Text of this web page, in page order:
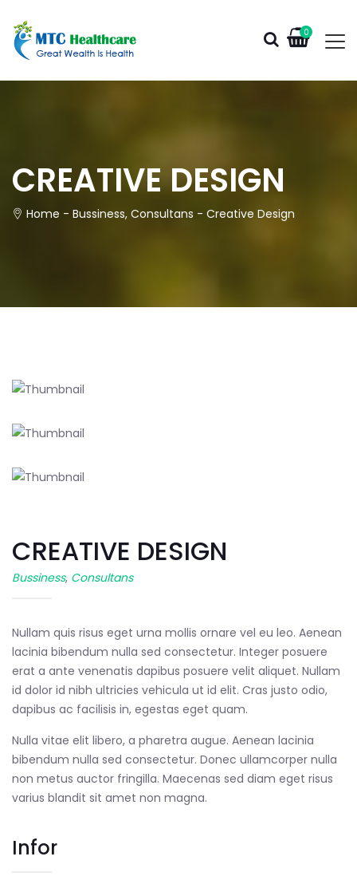
0
CREATIVE DESIGN
Home - Bussiness, Consultans - Creative Design
CREATIVE DESIGN
Bussiness, Consultans
Nullam quis risus eget urna mollis ornare vel eu leo. Aenean
lacinia bibendum nulla sed consectetur. Integer posuere
erat a ante venenatis dapibus posuere velit aliquet. Nullam
id dolor id nibh ultricies vehicula ut id elit. Cras justo odio,
dapibus ac facilisis in, egestas eget quam.
Nulla vitae elit libero, a pharetra augue. Aenean lacinia
bibendum nulla sed consectetur. Donec ullamcorper nulla
non metus auctor fringilla. Maecenas sed diam eget risus
varius blandit sit amet non magna.
Infor